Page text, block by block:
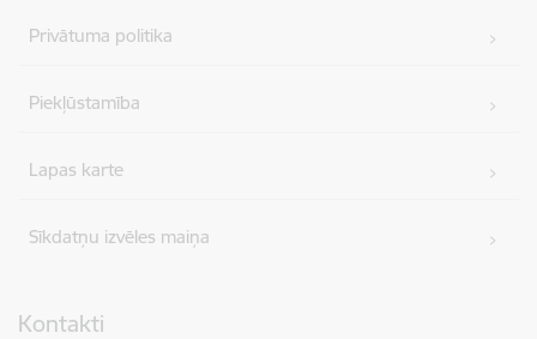
Privātuma politika
Piekļūstamība
Lapas karte
Sīkdatņu izvēles maiņa
Kontakti